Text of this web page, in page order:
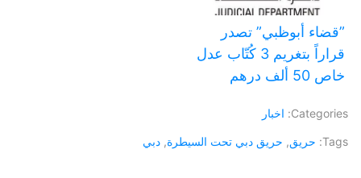
‏”قضاء أبوظبي” تصدر
قراراً بتغريم 3 كُتّاب عدل
خاص 50 ألف درهم
Categories: اخبار
Tags: حريق, حريق دبي تحت السيطرة, دبي